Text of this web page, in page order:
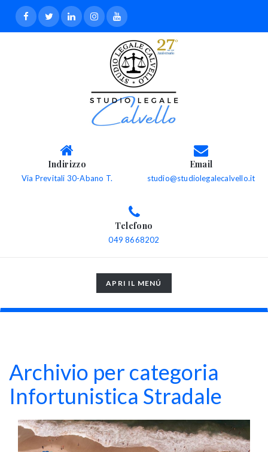
Indirizzo
Via Previtali 30-Abano T.
Email
studio@studiolegalecalvello.it
Telefono
049 8668202
TOGGLE
NAVIGATION
APRI IL MENÚ
Archivio per categoria
Infortunistica Stradale